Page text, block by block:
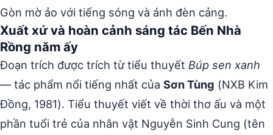
Gòn mờ ảo với tiếng sóng và ánh đèn cảng.
Xuất xứ và hoàn cảnh sáng tác Bến Nhà
Rồng năm ấy
Đoạn trích được trích từ tiểu thuyết Búp sen xanh
— tác phẩm nổi tiếng nhất của Sơn Tùng (NXB Kim
Đồng, 1981). Tiểu thuyết viết về thời thơ ấu và một
phần tuổi trẻ của nhân vật Nguyễn Sinh Cung (tên